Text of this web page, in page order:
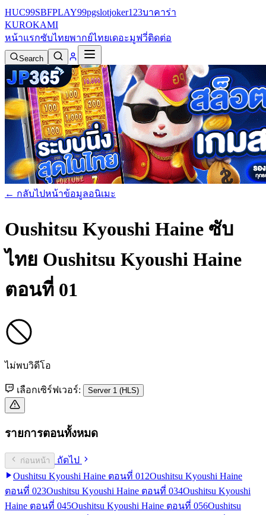
HUC99SBFPLAY99pgslotjoker123บาคาร่า
KUROKAMI
หน้าแรกซับไทยพากย์ไทยเดอะมูฟวี่ติดต่อ
Search
← กลับไปหน้าข้อมูลอนิเมะ
Oushitsu Kyoushi Haine ซับ
ไทย Oushitsu Kyoushi Haine
ตอนที่ 01
ไม่พบวิดีโอ
เลือกเซิร์ฟเวอร์: Server 1 (HLS)
รายการตอนทั้งหมด
ก่อนหน้า
ถัดไป
Oushitsu Kyoushi Haine ตอนที่ 01 2Oushitsu Kyoushi Haine
ตอนที่ 023Oushitsu Kyoushi Haine ตอนที่ 034Oushitsu Kyoushi
Haine ตอนที่ 045Oushitsu Kyoushi Haine ตอนที่ 056Oushitsu